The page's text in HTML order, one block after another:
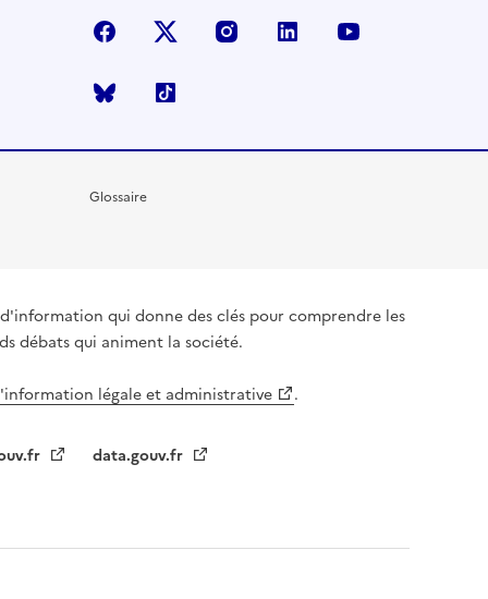
facebook X (anciennement Twitter)
instagramlinkedin
Bluesky
Glossaire
qui donne des clés pour comprendre les
débats qui animent la société.
légale et administrative .
data.gouv.fr